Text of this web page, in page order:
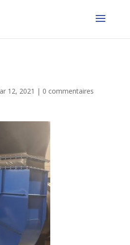
12, 2021 | 0 commentaires